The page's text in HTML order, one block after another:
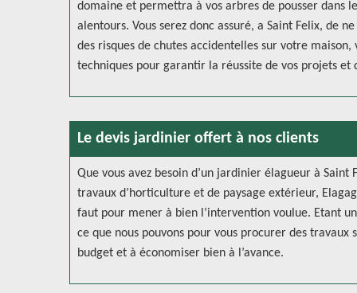
domaine et permettra à vos arbres de pousser dans
alentours. Vous serez donc assuré, a Saint Felix, de
des risques de chutes accidentelles sur votre
techniques pour garantir la réussite de vos projets et
Le devis jardinier offert à nos clients
Que vous avez besoin d’un jardinier élagueur à
travaux d’horticulture et de paysage extérieur,
faut pour mener à bien l’intervention voulue. Etant
ce que nous pouvons pour vous procurer des
budget et à économiser bien à l’avance.